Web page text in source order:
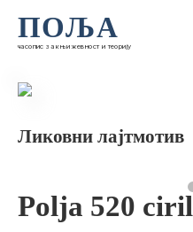
ПОЉА
часопис за књижевност и теорију
Ликовни лајтмотив
Polja 520